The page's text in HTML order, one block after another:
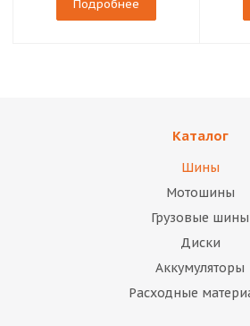
Подробнее
Каталог
Шины
Мотошины
Грузовые шины
Диски
Аккумуляторы
Расходные